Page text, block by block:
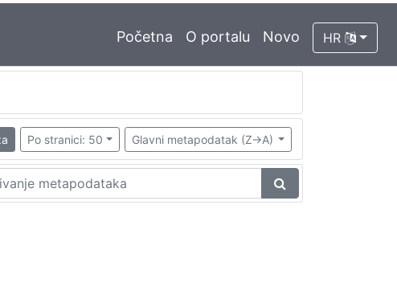
Početna O portalu Novo HR
Po stranici: 50 Glavni metapodatak (Z->A)